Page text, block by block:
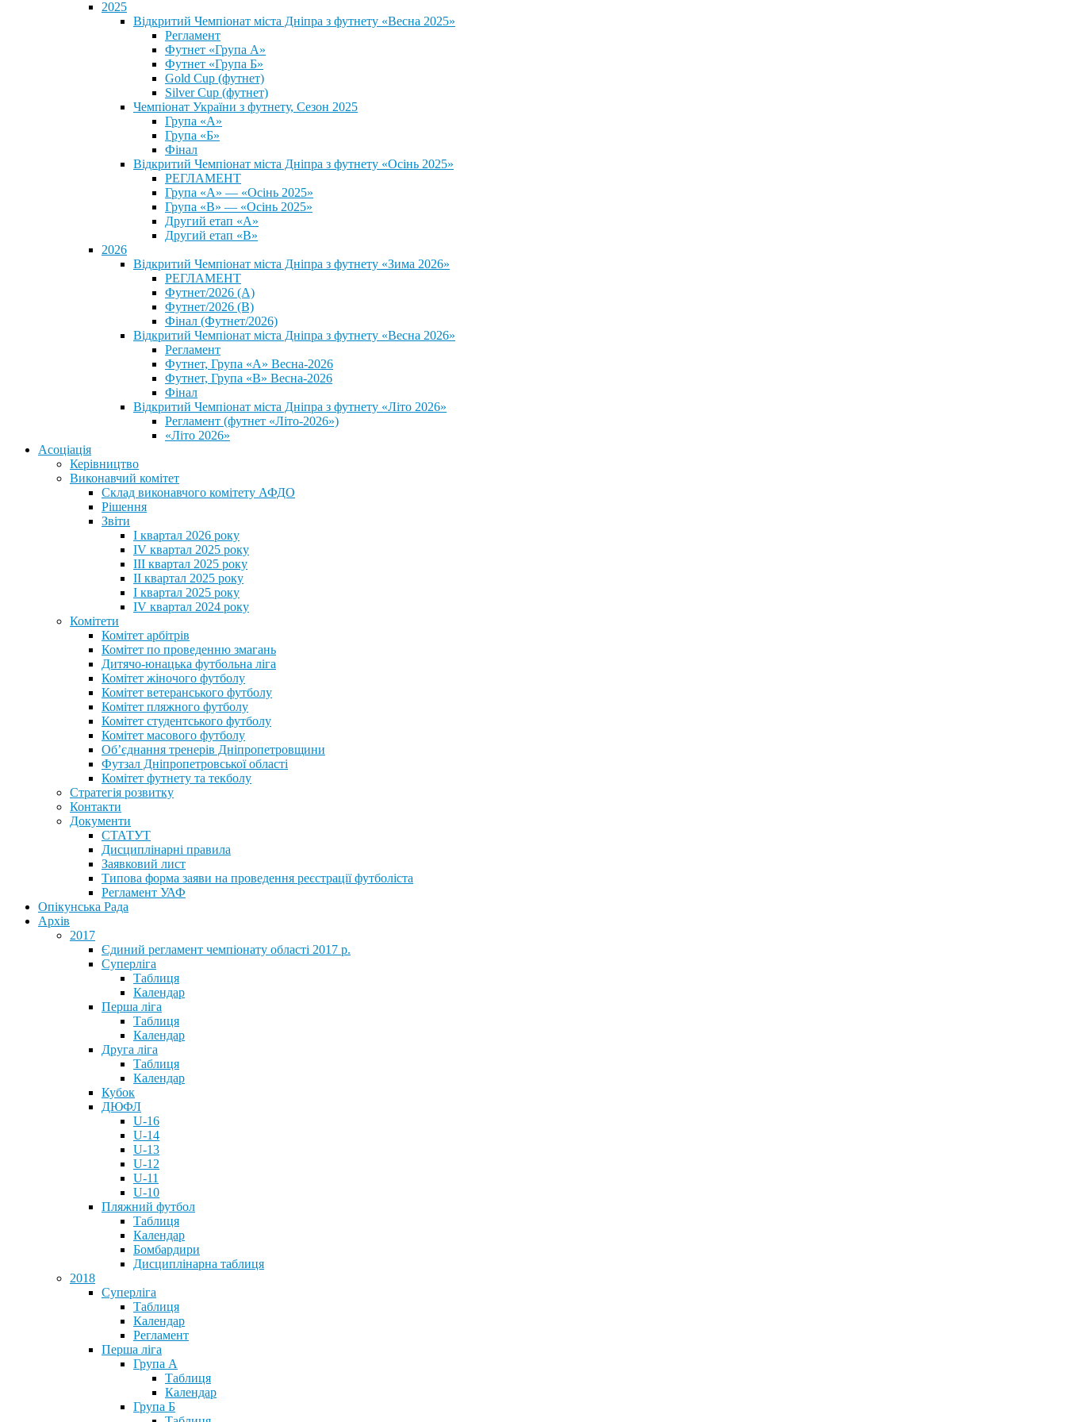
2025
Відкритий Чемпіонат міста Дніпра з футнету «Весна 2025»
Регламент
Футнет «Група А»
Футнет «Група Б»
Gold Cup (футнет)
Silver Cup (футнет)
Чемпіонат України з футнету, Сезон 2025
Група «А»
Група «Б»
Фінал
Відкритий Чемпіонат міста Дніпра з футнету «Осінь 2025»
РЕГЛАМЕНТ
Група «А» — «Осінь 2025»
Група «В» — «Осінь 2025»
Другий етап «А»
Другий етап «В»
2026
Відкритий Чемпіонат міста Дніпра з футнету «Зима 2026»
РЕГЛАМЕНТ
Футнет/2026 (А)
Футнет/2026 (В)
Фінал (Футнет/2026)
Відкритий Чемпіонат міста Дніпра з футнету «Весна 2026»
Регламент
Футнет, Група «А» Весна-2026
Футнет, Група «В» Весна-2026
Фінал
Відкритий Чемпіонат міста Дніпра з футнету «Літо 2026»
Регламент (футнет «Літо-2026»)
«Літо 2026»
Асоціація
Керівництво
Виконавчий комітет
Склад виконавчого комітету АФДО
Рішення
Звіти
I квартал 2026 року
IV квартал 2025 року
III квартал 2025 року
II квартал 2025 року
I квартал 2025 року
IV квартал 2024 року
Комітети
Комітет арбітрів
Комітет по проведенню змагань
Дитячо-юнацька футбольна ліга
Комітет жіночого футболу
Комітет ветеранського футболу
Комітет пляжного футболу
Комітет студентського футболу
Комітет масового футболу
Обʼєднання тренерів Дніпропетровщини
Футзал Дніпропетровської області
Комітет футнету та текболу
Стратегія розвитку
Контакти
Документи
СТАТУТ
Дисциплінарні правила
Заявковий лист
Типова форма заяви на проведення реєстрації футболіста
Регламент УАФ
Опікунська Рада
Архів
2017
Єдиний регламент чемпіонату області 2017 р.
Суперліга
Таблиця
Календар
Перша ліга
Таблиця
Календар
Друга ліга
Таблиця
Календар
Кубок
ДЮФЛ
U-16
U-14
U-13
U-12
U-11
U-10
Пляжний футбол
Таблиця
Календар
Бомбардири
Дисциплінарна таблиця
2018
Суперліга
Таблиця
Календар
Регламент
Перша ліга
Група А
Таблиця
Календар
Група Б